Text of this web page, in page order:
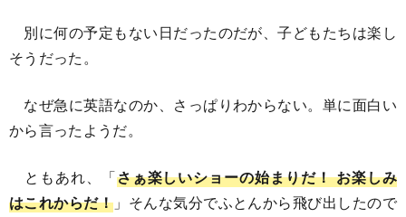
別に何の予定もない日だったのだが、子どもたちは楽し
そうだった。
なぜ急に英語なのか、さっぱりわからない。単に面白い
から言ったようだ。
ともあれ、「さぁ楽しいショーの始まりだ！ お楽しみ
はこれからだ！ 」そんな気分でふとんから飛び出したので